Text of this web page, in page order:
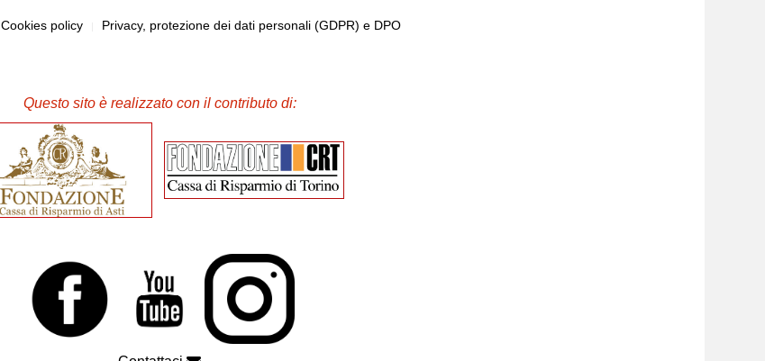
Cookies policy Privacy, protezione dei dati personali (GDPR) e DPO
Questo sito è realizzato con il contributo di: